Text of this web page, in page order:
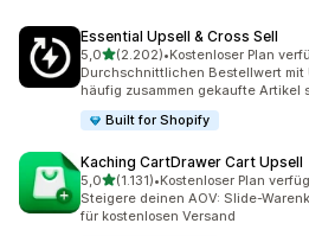
Essential Upsell & Cross Sell
5,0von 5 Sternen
(2.202)
2202 Rezensionen insgesamt
•Kostenloser Plan
Durchschnittlichen Bestellwert mit
häufig zusammen gekaufte Artikel
Built for Shopify
Kaching CartDrawer Cart Upsell
5,0von 5 Sternen
(1.131)
1131 Rezensionen insgesamt
•Kostenloser Plan
Steigere deinen AOV: Slide-
für kostenlosen Versand